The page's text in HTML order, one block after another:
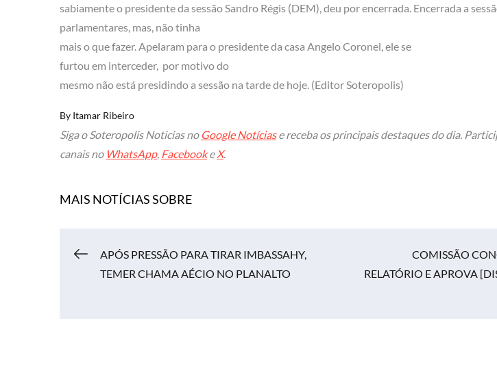
sabiamente o presidente da sessão Sandro Régis (DEM), deu por encerrada. Encerrada a
parlamentares, mas, não tinha
mais o que fazer. Apelaram para o presidente da casa Angelo Coronel, ele se
furtou em interceder, por motivo do
mesmo não está presidindo a sessão na tarde de hoje. (Editor Soteropolis)
By Itamar Ribeiro
Siga o Soteropolis Noticias no Google Notíciase receba os principais destaques do dia.
canais no WhatsApp, FacebookeX.
MAIS NOTÍCIAS SOBRE
Navegação
APÓS PRESSÃO PARA TIRAR IMBASSAHY,
TEMER CHAMA AÉCIO NO PLANALTO
COMISSÃO
RELATÓRIO E APROVA